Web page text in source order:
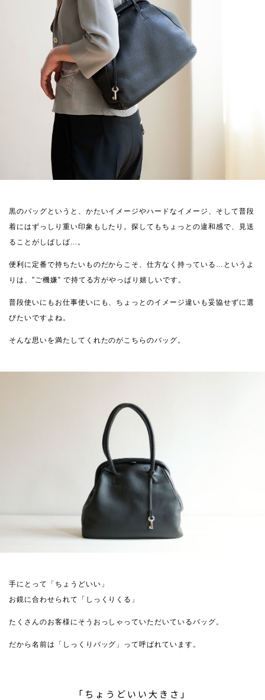
黒のバッグというと、かたいイメージやハードなイメージ、そして普段
着にはずっしり重い印象もしたり。探してもちょっとの違和感で、見送
ることがしばしば...。
便利に定番で持ちたいものだからこそ、仕方なく持っている…というよ
りは、”ご機嫌” で持てる方がやっぱり嬉しいです。
普段使いにもお仕事使いにも、ちょっとのイメージ違いも妥協せずに選
びたいですよね。
そんな思いを満たしてくれたのがこちらのバッグ。
手にとって「ちょうどいい」
お鏡に合わせられて「しっくりくる」
たくさんのお客様にそうおっしゃっていただいているバッグ。
だから名前は「しっくりバッグ」って呼ばれています。
「ちょうどいい大きさ」